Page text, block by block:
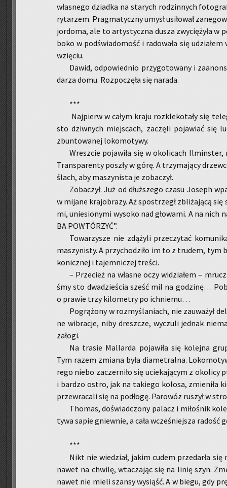
wła­sne­go dziad­ka na sta­rych ro­dzin­nych
ry­ta­rzem. Prag­ma­tycz­ny umysł usi­ło­wał
jor­do­ma, ale to ar­ty­stycz­na dusza zwy­cię­ży­ła w
bo­ko w pod­świa­do­mość i ra­do­wa­ła się
wzię­ciu.
Dawid, od­po­wied­nio przy­go­to­wa­ny i
da­rza domu. Roz­po­czę­ła się na­ra­da.
***
Naj­pierw w całym kraju roz­kle­ko­ta­ły się
sto dziw­nych miej­scach, za­czę­li po­ja­wiać się
zbun­to­wa­nej lo­ko­mo­ty­wy.
Wresz­cie po­ja­wi­ła się w oko­li­cach Il­min­ster,
Trans­pa­ren­ty po­szły w górę. A trzy­ma­ją­cy
ślach, aby ma­szy­ni­sta je zo­ba­czył.
Zo­ba­czył. Już od dłuż­sze­go czasu Jo­seph
w mi­ja­ne kra­jo­bra­zy. Aż spo­strzegł zbli­ża­ją­cą
mi, unie­sio­ny­mi wy­so­ko nad gło­wa­mi. A na nich
BA PO­WTÓ­RZYĆ”.
To­wa­rzy­sze nie zdą­ży­li prze­czy­tać
ma­szy­ni­sty. A przy­cho­dzi­ło im to z tru­dem,
ko­nicz­nej i ta­jem­ni­czej tre­ści.
– Prze­cież na wła­sne oczy wi­dzia­łem –
śmy sto dwa­dzie­ścia sześć mil na go­dzi­nę…
o pra­wie trzy ki­lo­me­try po ich­nie­mu…
Po­grą­żo­ny w roz­my­śla­niach, nie za­uwa­żył
ne wi­bra­cje, niby dresz­cze, wy­czu­li jed­nak
za­ło­gi.
Na tra­sie Mal­lar­da po­ja­wi­ła się ko­lej­na
Tym razem zmia­na była dia­me­tral­na.
re­go niebo za­czer­ni­ło się ucie­ka­ją­cym z oko­li­cy
i bar­dzo ostro, jak na ta­kie­go ko­lo­sa, zmie­ni­ła
przew­ra­ca­li się na pod­ło­gę. Pa­ro­wóz ru­szył w
Tho­mas, do­świad­czo­ny pa­lacz i mi­ło­śnik
ty­wa sapie gniew­nie, a cała wcze­śniej­sza ra­dość
***
Nikt nie wie­dział, jakim cudem przedar­ła
nawet na chwi­lę, wta­cza­jąc się na linię szyn.
nawet nie mieli szan­sy wy­siąść. A w biegu, gdy